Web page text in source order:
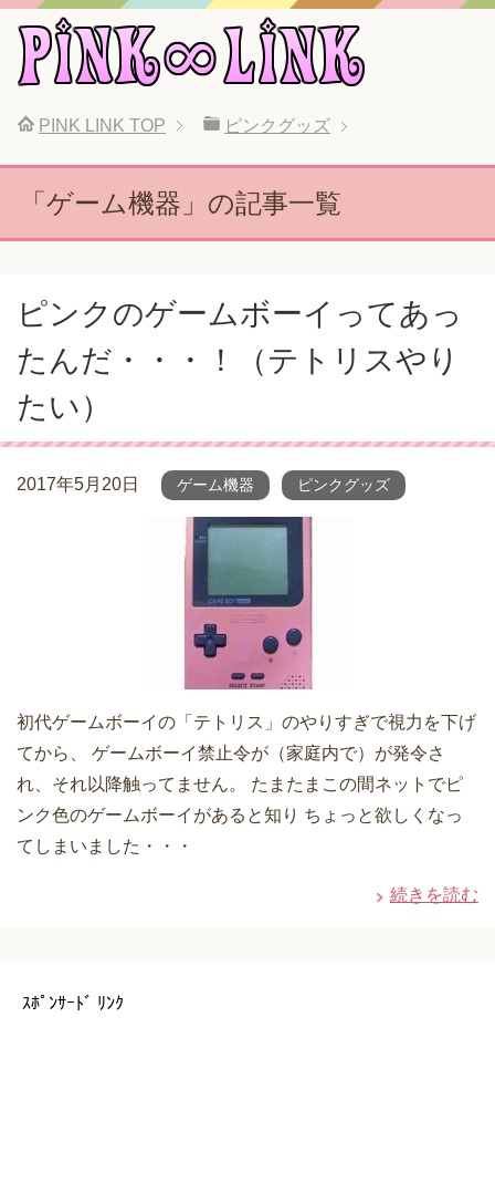
PINK LINK TOP ピンクグッズ
「ゲーム機器」の記事一覧
ピンクのゲームボーイってあっ
たんだ・・・！（テトリスやり
たい）
2017年5月20日 ゲーム機器 ピンクグッズ
初代ゲームボーイの「テトリス」のやりすぎで視力を下げ
てから、 ゲームボーイ禁止令が（家庭内で）が発令さ
れ、それ以降触ってません。 たまたまこの間ネットでピ
ンク色のゲームボーイがあると知り ちょっと欲しくなっ
てしまいました・・・
続きを読む
ｽﾎﾟﾝｻｰﾄﾞ ﾘﾝｸ